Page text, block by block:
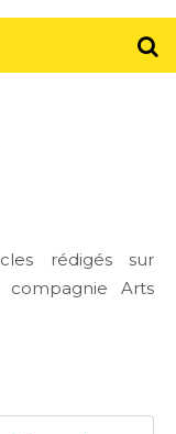
rédigés sur
Arts